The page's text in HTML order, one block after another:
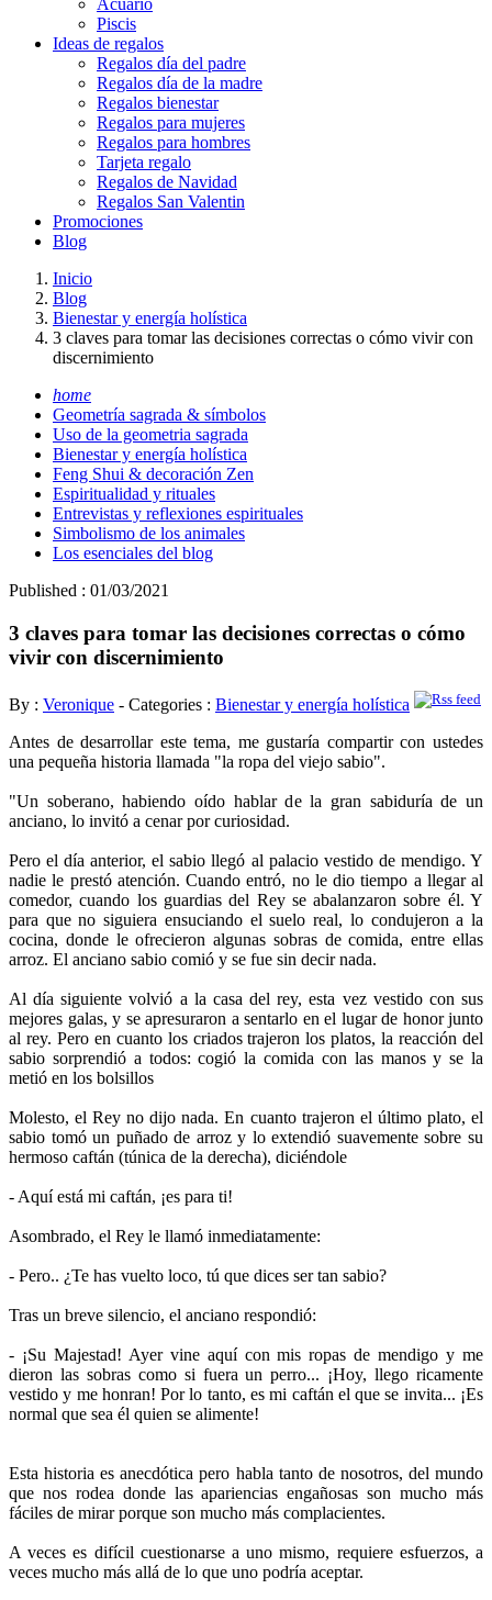
Acuario
Piscis
Ideas de regalos
Regalos día del padre
Regalos día de la madre
Regalos bienestar
Regalos para mujeres
Regalos para hombres
Tarjeta regalo
Regalos de Navidad
Regalos San Valentin
Promociones
Blog
Inicio
Blog
Bienestar y energía holística
3 claves para tomar las decisiones correctas o cómo vivir con
discernimiento
home
Geometría sagrada & símbolos
Uso de la geometria sagrada
Bienestar y energía holística
Feng Shui & decoración Zen
Espiritualidad y rituales
Entrevistas y reflexiones espirituales
Simbolismo de los animales
Los esenciales del blog
Published : 01/03/2021
3 claves para tomar las decisiones correctas o cómo
vivir con discernimiento
By : Veronique - Categories : Bienestar y energía holística
Antes de desarrollar este tema, me gustaría compartir con ustedes
una pequeña historia llamada "la ropa del viejo sabio".
"Un soberano, habiendo oído hablar de la gran sabiduría de un
anciano, lo invitó a cenar por curiosidad.
Pero el día anterior, el sabio llegó al palacio vestido de mendigo. Y
nadie le prestó atención. Cuando entró, no le dio tiempo a llegar al
comedor, cuando los guardias del Rey se abalanzaron sobre él. Y
para que no siguiera ensuciando el suelo real, lo condujeron a la
cocina, donde le ofrecieron algunas sobras de comida, entre ellas
arroz. El anciano sabio comió y se fue sin decir nada.
Al día siguiente volvió a la casa del rey, esta vez vestido con sus
mejores galas, y se apresuraron a sentarlo en el lugar de honor junto
al rey. Pero en cuanto los criados trajeron los platos, la reacción del
sabio sorprendió a todos: cogió la comida con las manos y se la
metió en los bolsillos
Molesto, el Rey no dijo nada. En cuanto trajeron el último plato, el
sabio tomó un puñado de arroz y lo extendió suavemente sobre su
hermoso caftán (túnica de la derecha), diciéndole
- Aquí está mi caftán, ¡es para ti!
Asombrado, el Rey le llamó inmediatamente:
- Pero.. ¿Te has vuelto loco, tú que dices ser tan sabio?
Tras un breve silencio, el anciano respondió:
- ¡Su Majestad! Ayer vine aquí con mis ropas de mendigo y me
dieron las sobras como si fuera un perro... ¡Hoy, llego ricamente
vestido y me honran! Por lo tanto, es mi caftán el que se invita... ¡Es
normal que sea él quien se alimente!
Esta historia es anecdótica pero habla tanto de nosotros, del mundo
que nos rodea donde las apariencias engañosas son mucho más
fáciles de mirar porque son mucho más complacientes.
A veces es difícil cuestionarse a uno mismo, requiere esfuerzos, a
veces mucho más allá de lo que uno podría aceptar.